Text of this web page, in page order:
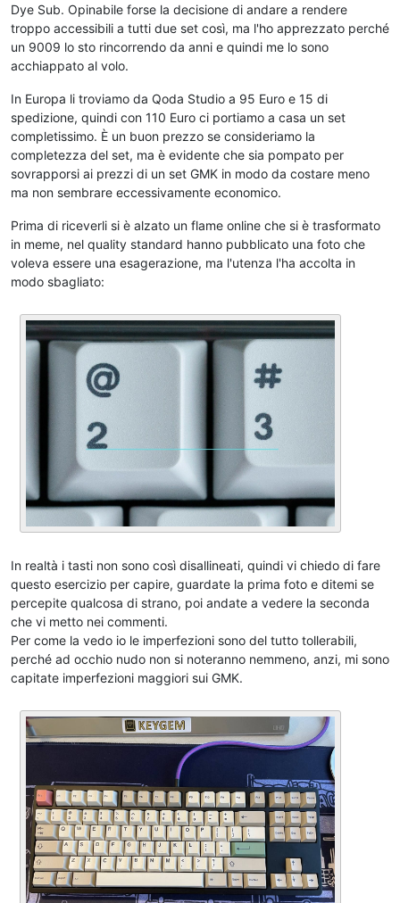
Dye Sub. Opinabile forse la decisione di andare a rendere
troppo accessibili a tutti due set così, ma l'ho apprezzato perché
un 9009 lo sto rincorrendo da anni e quindi me lo sono
acchiappato al volo.
In Europa li troviamo da Qoda Studio a 95 Euro e 15 di
spedizione, quindi con 110 Euro ci portiamo a casa un set
completissimo. È un buon prezzo se consideriamo la
completezza del set, ma è evidente che sia pompato per
sovrapporsi ai prezzi di un set GMK in modo da costare meno
ma non sembrare eccessivamente economico.
Prima di riceverli si è alzato un flame online che si è trasformato
in meme, nel quality standard hanno pubblicato una foto che
voleva essere una esagerazione, ma l'utenza l'ha accolta in
modo sbagliato:
In realtà i tasti non sono così disallineati, quindi vi chiedo di fare
questo esercizio per capire, guardate la prima foto e ditemi se
percepite qualcosa di strano, poi andate a vedere la seconda
che vi metto nei commenti.
Per come la vedo io le imperfezioni sono del tutto tollerabili,
perché ad occhio nudo non si noteranno nemmeno, anzi, mi sono
capitate imperfezioni maggiori sui GMK.